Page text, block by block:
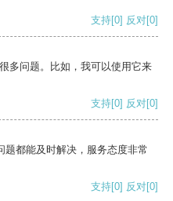
支持[0] 反对[0]
多问题。比如，我可以使用它来
支持[0] 反对[0]
题都能及时解决，服务态度非常
支持[0] 反对[0]